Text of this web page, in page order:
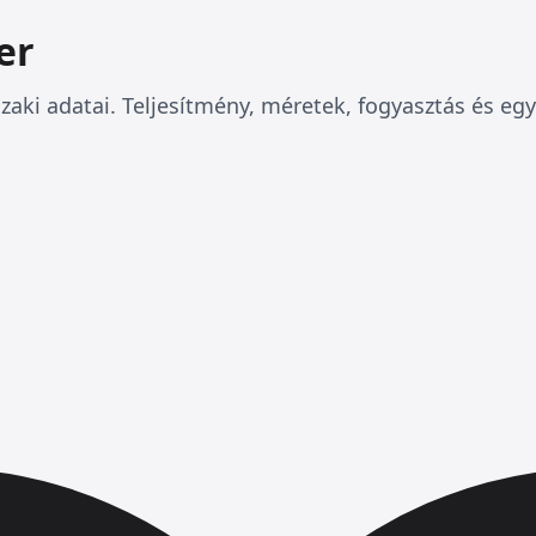
adatai. Teljesítmény, méretek, fogyasztás és